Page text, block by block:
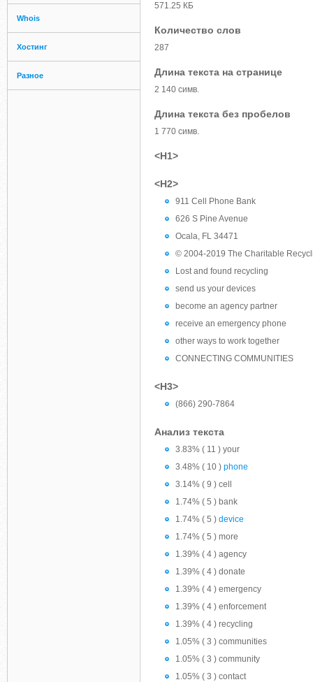
Whois
Хостинг
Разное
571.25 КБ
Количество слов
287
Длина текста на странице
2 140 симв.
Длина текста без пробелов
1 770 симв.
<H1>
<H2>
911 Cell Phone Bank
626 S Pine Avenue
Ocala, FL 34471
© 2004-2019 The Charitable
Lost and found recycling
send us your devices
become an agency partner
receive an emergency phone
other ways to work together
CONNECTING COMMUNITIES
<H3>
(866) 290-7864
Анализ текста
3.83% ( 11 ) your
3.48% ( 10 ) phone
3.14% ( 9 ) cell
1.74% ( 5 ) bank
1.74% ( 5 ) device
1.74% ( 5 ) more
1.39% ( 4 ) agency
1.39% ( 4 ) donate
1.39% ( 4 ) emergency
1.39% ( 4 ) enforcement
1.39% ( 4 ) recycling
1.05% ( 3 ) communities
1.05% ( 3 ) community
1.05% ( 3 ) contact